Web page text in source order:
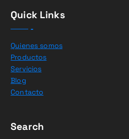
Quick Links
Quienes somos
Productos
Servicios
Blog
Contacto
Search